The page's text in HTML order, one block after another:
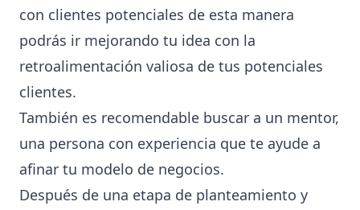
con clientes potenciales de esta manera
podrás ir mejorando tu idea con la
retroalimentación valiosa de tus potenciales
clientes.
También es recomendable buscar a un mentor,
una persona con experiencia que te ayude a
afinar tu modelo de negocios.
Después de una etapa de planteamiento y